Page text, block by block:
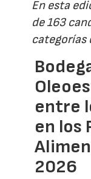
En esta
de 163
categorías
entre
en los
2026